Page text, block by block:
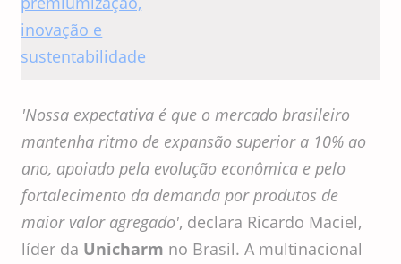
'Nossa expectativa é que o mercado brasileiro
mantenha ritmo de expansão superior a 10% ao
ano, apoiado pela evolução econômica e pelo
fortalecimento da demanda por produtos de
maior valor agregado', declara Ricardo Maciel,
líder da Unicharm no Brasil. A multinacional